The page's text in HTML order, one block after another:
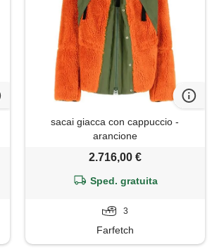
sacai giacca con cappuccio -
arancione
2.716,00 €
Sped. gratuita
3
Farfetch